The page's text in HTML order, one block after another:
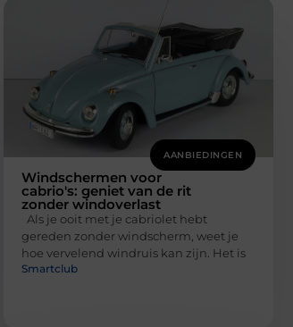
AANBIEDINGEN
Windschermen voor
cabrio's: geniet van de rit
zonder windoverlast
Als je ooit met je cabriolet hebt
gereden zonder windscherm, weet je
hoe vervelend windruis kan zijn. Het is
Smartclub